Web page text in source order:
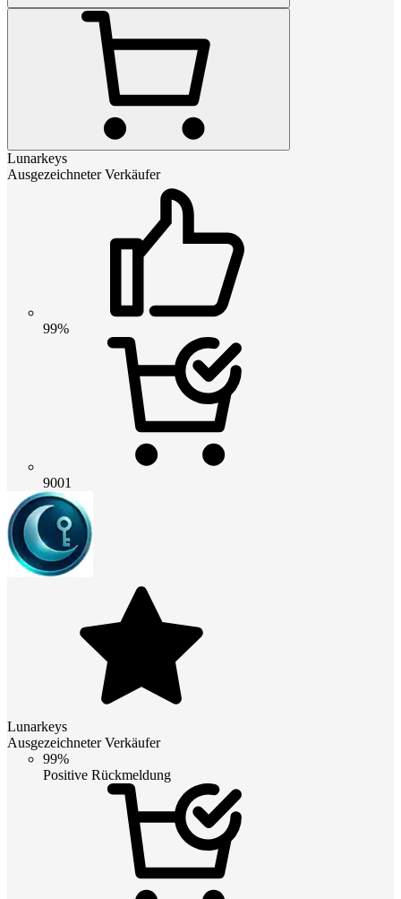
Lunarkeys
Ausgezeichneter Verkäufer
99%
9001
Lunarkeys
Ausgezeichneter Verkäufer
99%
Positive Rückmeldung